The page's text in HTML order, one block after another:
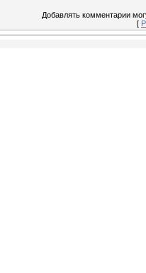
Добавлять комментарии
[